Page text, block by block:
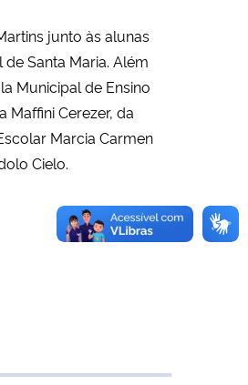
junto às alunas
Santa Maria. Além
Municipal de Ensino
Maffini Cerezer, da
Marcia Carmen
Cielo.